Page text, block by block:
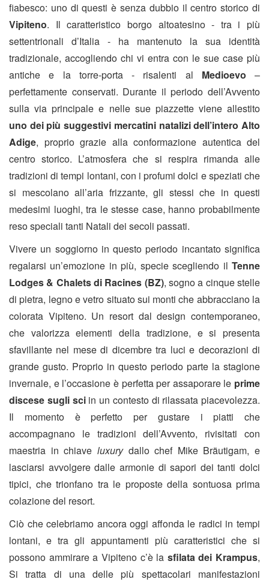
fiabesco: uno di questi è senza dubbio il centro storico di
Vipiteno. Il caratteristico borgo altoatesino - tra i più
settentrionali d’Italia - ha mantenuto la sua identità
tradizionale, accogliendo chi vi entra con le sue case più
antiche e la torre-porta - risalenti al Medioevo –
perfettamente conservati. Durante il periodo dell’Avvento
sulla via principale e nelle sue piazzette viene allestito
uno dei più suggestivi mercatini natalizi dell’intero Alto
Adige, proprio grazie alla conformazione autentica del
centro storico. L’atmosfera che si respira rimanda alle
tradizioni di tempi lontani, con i profumi dolci e speziati che
si mescolano all’aria frizzante, gli stessi che in questi
medesimi luoghi, tra le stesse case, hanno probabilmente
reso speciali tanti Natali dei secoli passati.
Vivere un soggiorno in questo periodo incantato significa
regalarsi un’emozione in più, specie scegliendo il Tenne
Lodges & Chalets di Racines (BZ), sogno a cinque stelle
di pietra, legno e vetro situato sui monti che abbracciano la
colorata Vipiteno. Un resort dal design contemporaneo,
che valorizza elementi della tradizione, e si presenta
sfavillante nel mese di dicembre tra luci e decorazioni di
grande gusto. Proprio in questo periodo parte la stagione
invernale, e l’occasione è perfetta per assaporare le prime
discese sugli sciin un contesto di rilassata piacevolezza.
Il momento è perfetto per gustare i piatti che
accompagnano le tradizioni dell’Avvento, rivisitati con
maestria in chiave luxury dallo chef Mike Bräutigam, e
lasciarsi avvolgere dalle armonie di sapori dei tanti dolci
tipici, che trionfano tra le proposte della sontuosa prima
colazione del resort.
Ciò che celebriamo ancora oggi affonda le radici in tempi
lontani, e tra gli appuntamenti più caratteristici che si
possono ammirare a Vipiteno c’è la sfilata dei Krampus,
Si tratta di una delle più spettacolari manifestazioni